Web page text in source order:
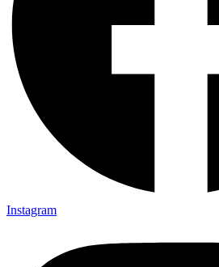
Instagram